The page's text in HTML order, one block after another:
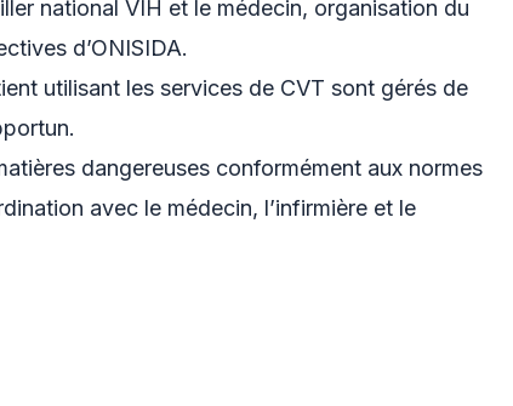
national VIH et le médecin, organisation du
d’ONISIDA.
utilisant les services de CVT sont gérés de
dangereuses conformément aux normes
avec le médecin, l’infirmière et le